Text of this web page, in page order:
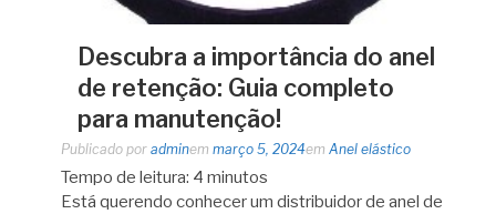
Descubra a importância do anel
de retenção: Guia completo
para manutenção!
Publicado por adminem março 5, 2024em Anel elástico
Tempo de leitura: 4 minutos
Está querendo conhecer um distribuidor de anel de